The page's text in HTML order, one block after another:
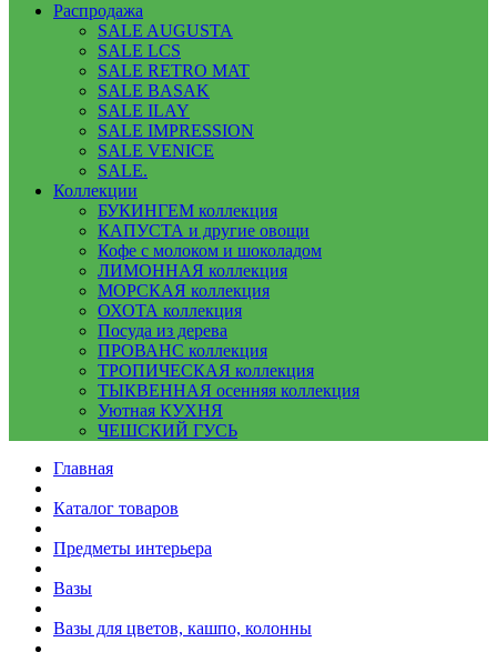
Распродажа
SALE AUGUSTA
SALE LCS
SALE RETRO MAT
SALE BASAK
SALE ILAY
SALE IMPRESSION
SALE VENICE
SALE.
Коллекции
БУКИНГЕМ коллекция
КАПУСТА и другие овощи
Кофе с молоком и шоколадом
ЛИМОННАЯ коллекция
МОРСКАЯ коллекция
ОХОТА коллекция
Посуда из дерева
ПРОВАНС коллекция
ТРОПИЧЕСКАЯ коллекция
ТЫКВЕННАЯ осенняя коллекция
Уютная КУХНЯ
ЧЕШСКИЙ ГУСЬ
Главная
Каталог товаров
Предметы интерьера
Вазы
Вазы для цветов, кашпо, колонны